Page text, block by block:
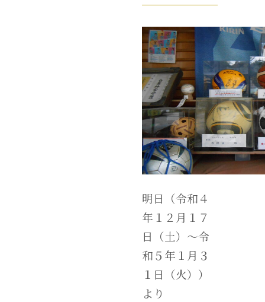
明日（令和４
年１２月１７
日（土）～令
和５年１月３
１日（火））
より